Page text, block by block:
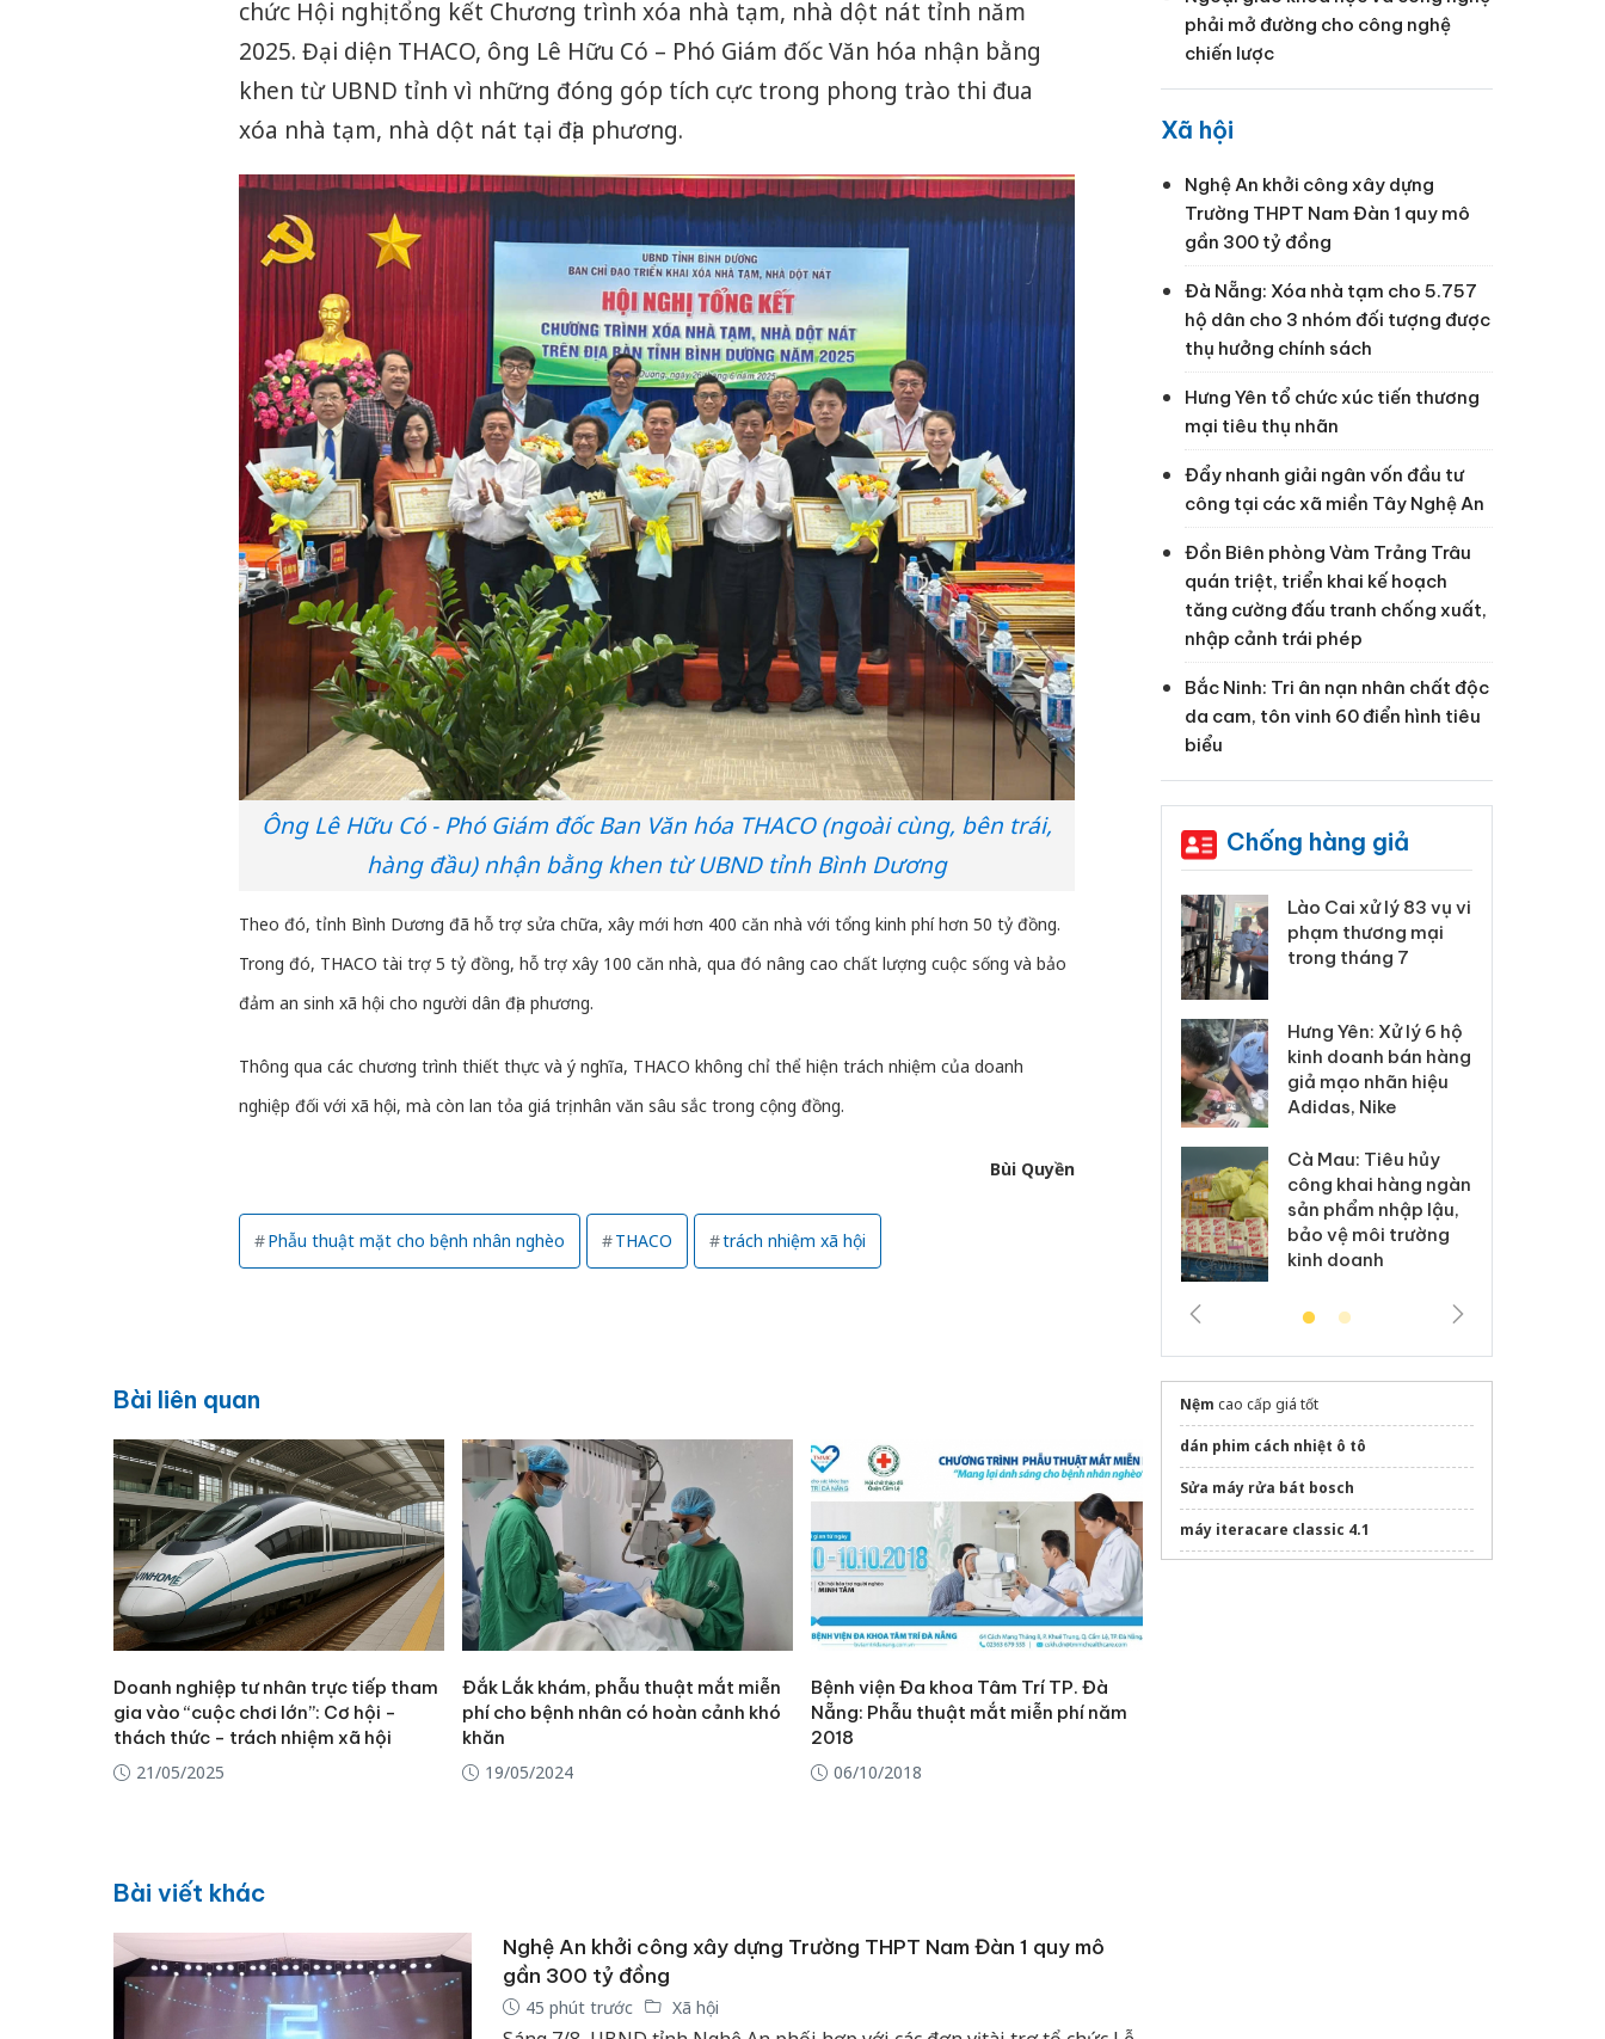
chức Hội nghị tổng kết Chương trình xóa nhà tạm, nhà dột nát tỉnh năm
2025. Đại diện THACO, ông Lê Hữu Có – Phó Giám đốc Văn hóa nhận bằng
khen từ UBND tỉnh vì những đóng góp tích cực trong phong trào thi đua
xóa nhà tạm, nhà dột nát tại địa phương.
Ông Lê Hữu Có - Phó Giám đốc Ban Văn hóa THACO (ngoài cùng, bên trái,
hàng đầu) nhận bằng khen từ UBND tỉnh Bình Dương
Theo đó, tỉnh Bình Dương đã hỗ trợ sửa chữa, xây mới hơn 400 căn nhà với tổng kinh phí hơn 50 tỷ đồng.
Trong đó, THACO tài trợ 5 tỷ đồng, hỗ trợ xây 100 căn nhà, qua đó nâng cao chất lượng cuộc sống và bảo
đảm an sinh xã hội cho người dân địa phương.
Thông qua các chương trình thiết thực và ý nghĩa, THACO không chỉ thể hiện trách nhiệm của doanh
nghiệp đối với xã hội, mà còn lan tỏa giá trị nhân văn sâu sắc trong cộng đồng.
Bùi Quyền
Phẫu thuật mặt cho bệnh nhân nghèo THACO trách nhiệm xã hội
Bài liên quan
Doanh nghiệp tư nhân trực tiếp tham
gia vào “cuộc chơi lớn”: Cơ hội -
thách thức - trách nhiệm xã hội
21/05/2025
Đắk Lắk khám, phẫu thuật mắt miễn
phí cho bệnh nhân có hoàn cảnh khó
khăn
19/05/2024
Bệnh viện Đa khoa Tâm Trí TP. Đà
Nẵng: Phẫu thuật mắt miễn phí năm
2018
06/10/2018
Bài viết khác
Nghệ An khởi công xây dựng Trường THPT Nam Đàn 1 quy mô
gần 300 tỷ đồng
45 phút trước Xã hội
phải mở đường cho công nghệ
chiến lược
Xã hội
Nghệ An khởi công xây dựng
Trường THPT Nam Đàn 1 quy mô
gần 300 tỷ đồng
Đà Nẵng: Xóa nhà tạm cho 5.757
hộ dân cho 3 nhóm đối tượng được
thụ hưởng chính sách
Hưng Yên tổ chức xúc tiến thương
mại tiêu thụ nhãn
Đẩy nhanh giải ngân vốn đầu tư
công tại các xã miền Tây Nghệ An
Đồn Biên phòng Vàm Trảng Trâu
quán triệt, triển khai kế hoạch
tăng cường đấu tranh chống xuất,
nhập cảnh trái phép
Bắc Ninh: Tri ân nạn nhân chất độc
da cam, tôn vinh 60 điển hình tiêu
biểu
Chống hàng giả
tìm bị hại trong vụ
án sản xuất, buôn
bán yến sào giả
hại trong vụ án buôn
An Giang: Đối tượng
Lào Cai xử lý 83 vụ vi
phạm thương mại
trong tháng 7
Hưng Yên: Xử lý 6 hộ
kinh doanh bán hàng
giả mạo nhãn hiệu
Adidas, Nike
Cà Mau: Tiêu hủy
công khai hàng ngàn
sản phẩm nhập lậu,
bảo vệ môi trường
kinh doanh
Nệm cao cấp giá tốt
dán phim cách nhiệt ô tô
Sửa máy rửa bát bosch
máy iteracare classic 4.1